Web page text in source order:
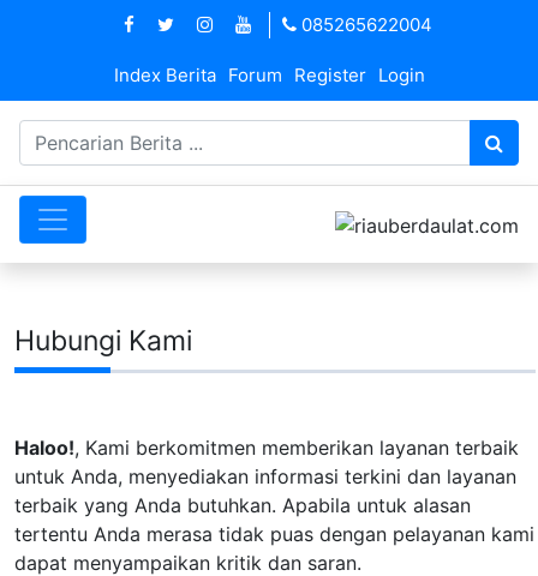
085265622004
Index Berita Forum Register Login
Hubungi Kami
Haloo!, Kami berkomitmen memberikan layanan terbaik
untuk Anda, menyediakan informasi terkini dan layanan
terbaik yang Anda butuhkan. Apabila untuk alasan
tertentu Anda merasa tidak puas dengan pelayanan kami
dapat menyampaikan kritik dan saran.